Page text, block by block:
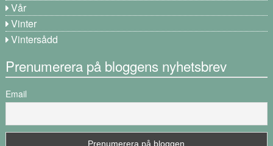
Vår
Vinter
Vintersådd
Prenumerera på bloggens nyhetsbrev
Email